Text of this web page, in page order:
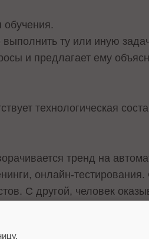
обучения.
ту или иную
и предлагает ему
технологическая
тренд на
онлайн-
С другой, человек
в процесс. Появляются
уровень стресса,